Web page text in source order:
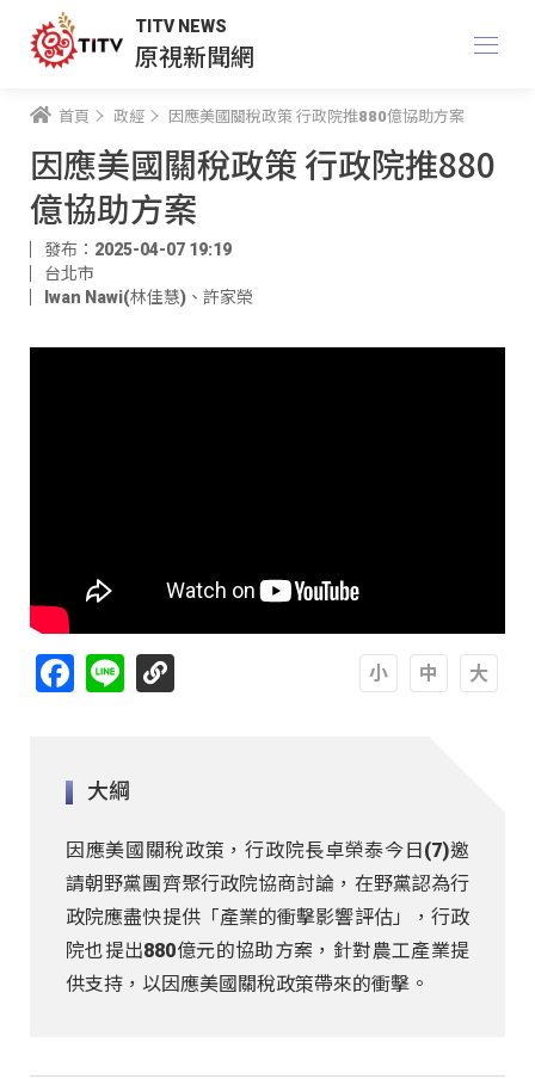
TITV NEWS
原視新聞網
首頁 政經 因應美國關稅政策 行政院推880億協助方案
因應美國關稅政策 行政院推880
億協助方案
發布：2025-04-07 19:19
台北市
Iwan Nawi(林佳慧) 、 許家榮
Facebook
Line
大綱
因應美國關稅政策，行政院長卓榮泰今日(7)邀
請朝野黨團齊聚行政院協商討論，在野黨認為行
政院應盡快提供「產業的衝擊影響評估」，行政
院也提出880億元的協助方案，針對農工產業提
供支持，以因應美國關稅政策帶來的衝擊。